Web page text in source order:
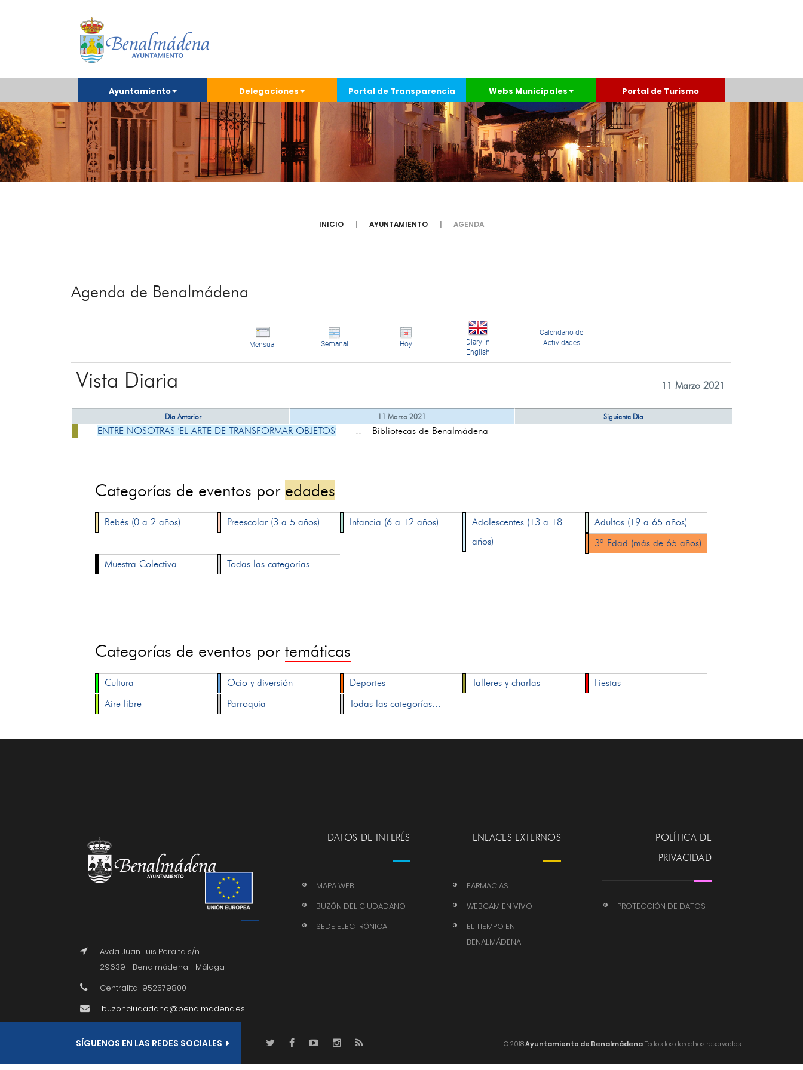
Ayuntamiento Delegaciones Portal de Transparencia Webs Municipales Portal de Turismo
INICIO AYUNTAMIENTO AGENDA
Agenda de Benalmádena
Mensual Semanal Hoy
Diary in
English
Calendario de
Actividades
Vista Diaria 11 Marzo 2021
Día Anterior 11 Marzo 2021 Siguiente Día
ENTRE NOSOTRAS 'EL ARTE DE TRANSFORMAR OBJETOS' :: Bibliotecas de Benalmádena
Categorías de eventos por edades
Bebés (0 a 2 años) Preescolar (3 a 5 años) Infancia (6 a 12 años)
Adolescentes (13 a 18
años)
Adultos (19 a 65 años)
3ª Edad (más de 65 años)
Muestra Colectiva
Todas las categorías...
Categorías de eventos portemáticas
Cultura Ocio y diversión Deportes Talleres y charlas
Fiestas
Aire libre
Parroquia Todas las categorías...
Avda. Juan Luis Peralta s/n
29639 - Benalmádena - Málaga
Centralita : 952579800
buzonciudadano@benalmadena.es
DATOS DE INTERÉS
MAPA WEB
BUZÓN DEL CIUDADANO
SEDE ELECTRÓNICA
ENLACES EXTERNOS
FARMACIAS
WEBCAM EN VIVO
EL TIEMPO EN
BENALMÁDENA
POLÍTICA DE
PRIVACIDAD
PROTECCIÓN DE DATOS
SÍGUENOS EN LAS REDES SOCIALES © 2018Ayuntamiento de BenalmádenaTodos los derechos reservados.